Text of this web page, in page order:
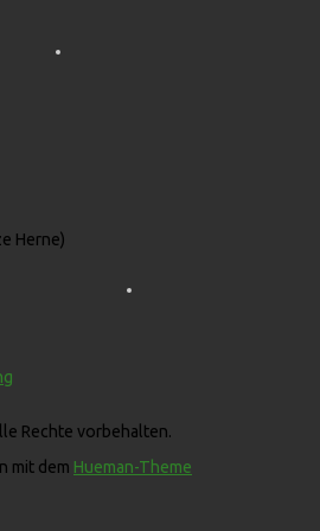
Herne)
Rechte vorbehalten.
mit dem Hueman-Theme